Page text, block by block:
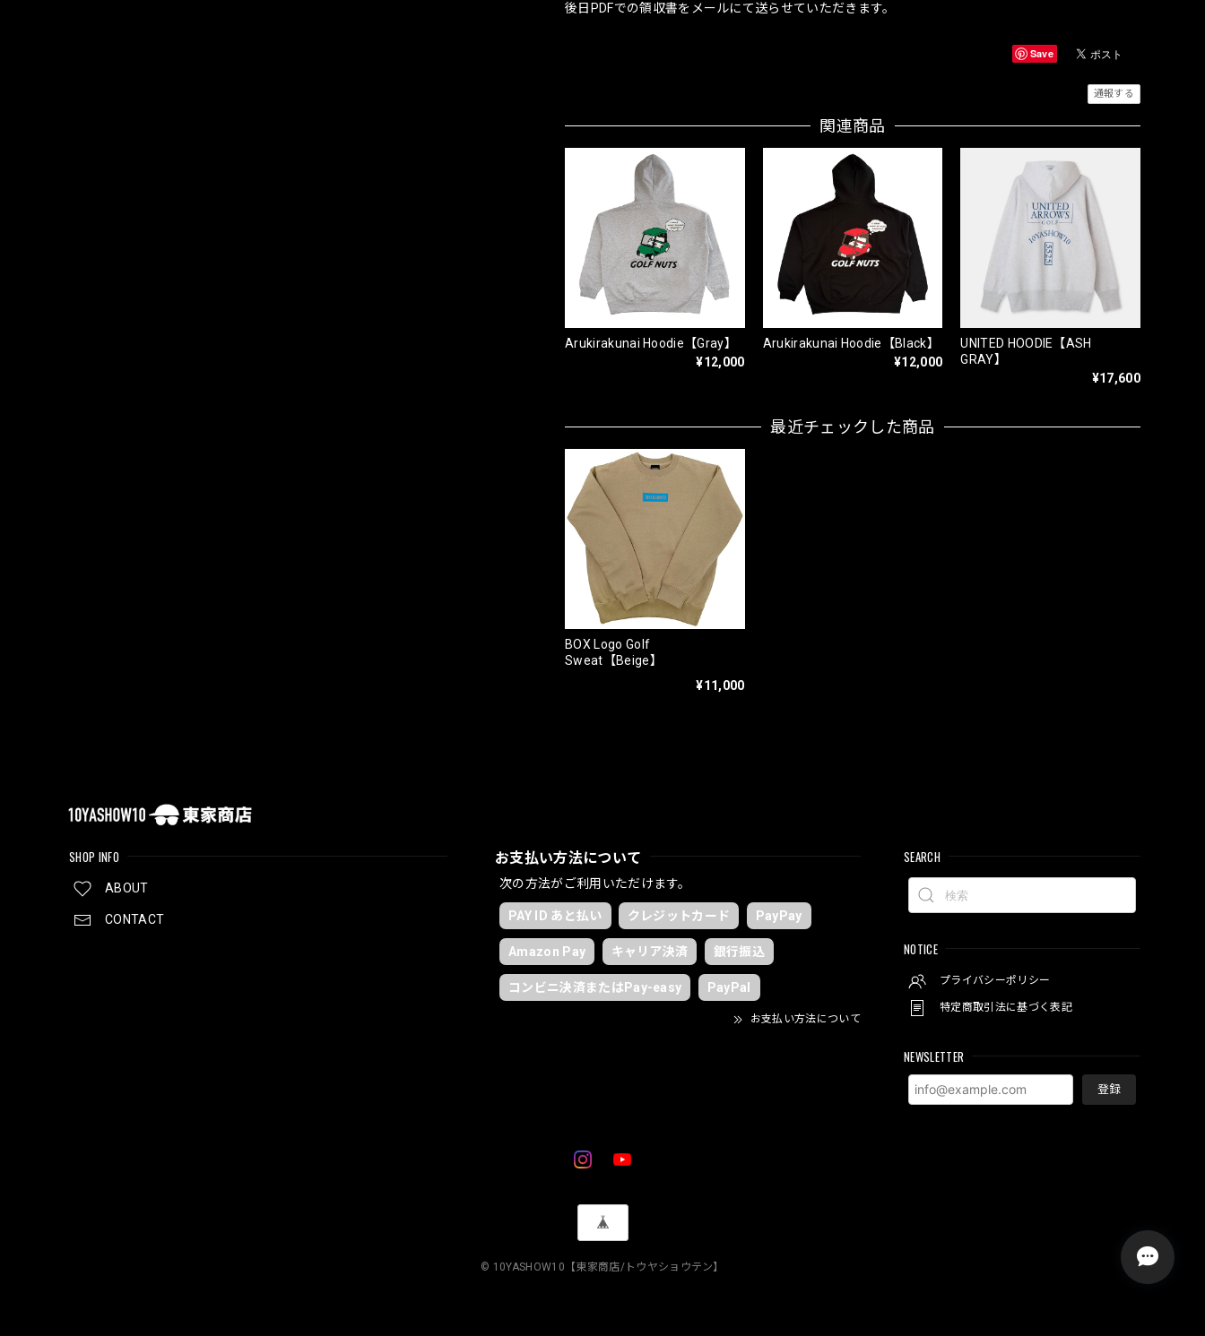
後日PDFでの領収書をメールにて送らせていただきます。
Save
通報する
関連商品
Arukirakunai Hoodie【Gray】
¥12,000
Arukirakunai Hoodie【Black】
¥12,000
UNITED HOODIE【ASH
GRAY】
¥17,600
最近チェックした商品
BOX Logo Golf
Sweat【Beige】
¥11,000
SHOP INFO
ABOUT
CONTACT
お支払い方法について
次の方法がご利用いただけます。
PAY ID あと払い クレジットカード PayPay
Amazon Pay キャリア決済 銀行振込
コンビニ決済またはPay-easy PayPal
お支払い方法について
SEARCH
NOTICE
プライバシーポリシー
特定商取引法に基づく表記
NEWSLETTER
登録
© 10YASHOW10【東家商店/トウヤショウテン】